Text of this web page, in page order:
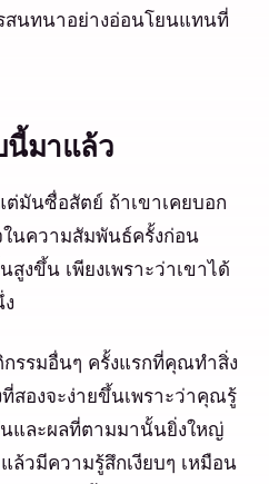
สนทนาอย่างอ่อนโยนแทนที่
นี้มาแล้ว
มันซื่อสัตย์ ถ้าเขาเคยบอก
ในความสัมพันธ์ครั้งก่อน
งขึ้น เพียงเพราะว่าเขาได้
รรมอื่นๆ ครั้งแรกที่คุณทำสิ่ง
สองจะง่ายขึ้นเพราะว่าคุณรู้
และผลที่ตามมานั้นยิ่งใหญ่
ล้วมีความรู้สึกเงียบๆ เหมือน